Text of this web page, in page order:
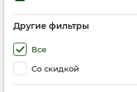
Другие фильтры
Все
Со скидкой